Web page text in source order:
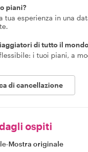
piani?
tua esperienza in una
di tutto il
i tuoi piani, a
di cancellazione
ospiti
-Mostra originale